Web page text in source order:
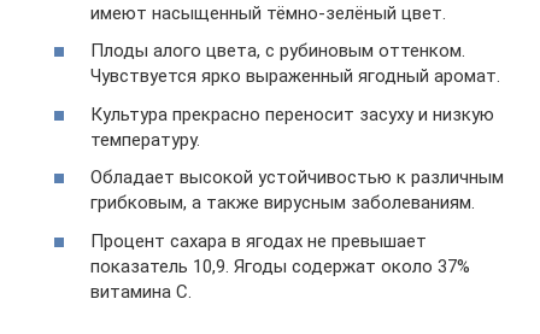
имеют насыщенный тёмно-зелёный цвет.
Плоды алого цвета, с рубиновым оттенком.
Чувствуется ярко выраженный ягодный аромат.
Культура прекрасно переносит засуху и низкую
температуру.
Обладает высокой устойчивостью к различным
грибковым, а также вирусным заболеваниям.
Процент сахара в ягодах не превышает
показатель 10,9. Ягоды содержат около 37%
витамина С.